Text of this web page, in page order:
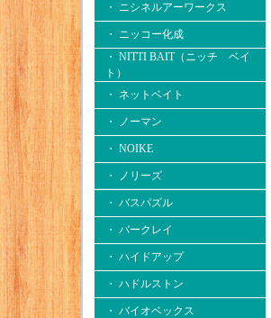
・ ニシネルアーワークス
・ ニッコー化成
・ NITTI BAIT（ニッチ ベイ
ト）
・ ネットベイト
・ ノーマン
・ NOIKE
・ ノリーズ
・ バスパズル
・ バークレイ
・ ハイドアップ
・ ハドルストン
・ バイオベックス